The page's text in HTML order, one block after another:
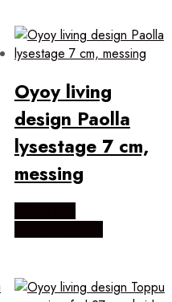
Oyoy living
design Paolla
lysestage 7 cm,
messing